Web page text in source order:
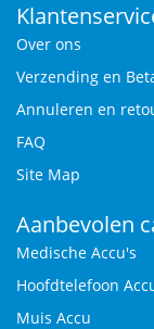
Over ons
Verzending en
Annuleren en
FAQ
Site Map
Aanbevolen
Medische Accu's
Hoofdtelefoon
Muis Accu